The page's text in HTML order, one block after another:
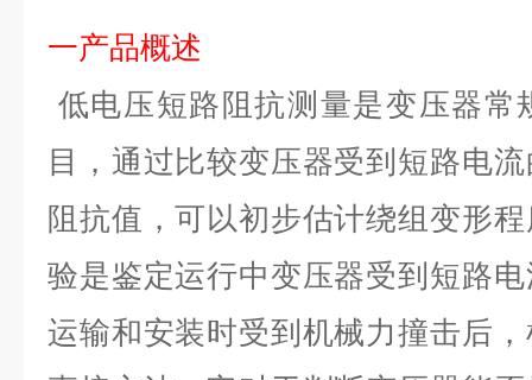
一产品概述
低电压短路阻抗测量是变压器常
目，通过比较变压器受到短路电
阻抗值，可以初步估计绕组变形
验是鉴定运行中变压器受到短路
运输和安装时受到机械力撞击后